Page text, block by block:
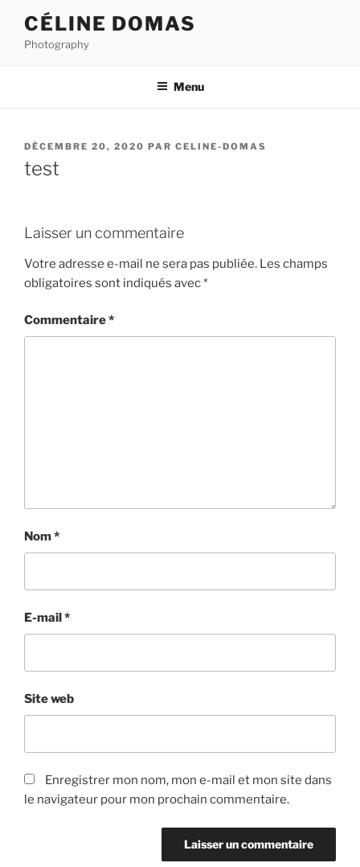
contenu
CÉLINE DOMAS
Photography
Menu
PUBLIÉ
LE
DÉCEMBRE 20, 2020 PAR CELINE-DOMAS
test
Laisser un commentaire
Votre adresse e-mail ne sera pas publiée. Les champs
obligatoires sont indiqués avec*
Commentaire*
Nom*
E-mail*
Site web
Enregistrer mon nom, mon e-mail et mon site dans
le navigateur pour mon prochain commentaire.